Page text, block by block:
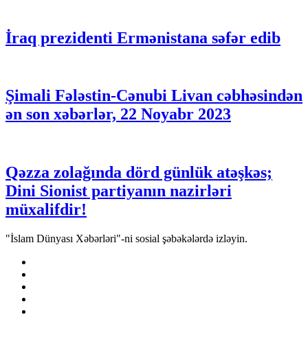
İraq prezidenti Ermənistana səfər edib
Şimali Fələstin-Cənubi Livan cəbhəsindən
ən son xəbərlər, 22 Noyabr 2023
Qəzza zolağında dörd günlük atəşkəs;
Dini Sionist partiyanın nazirləri
müxalifdir!
"İslam Dünyası Xəbərləri"-ni sosial şəbəkələrdə izləyin.